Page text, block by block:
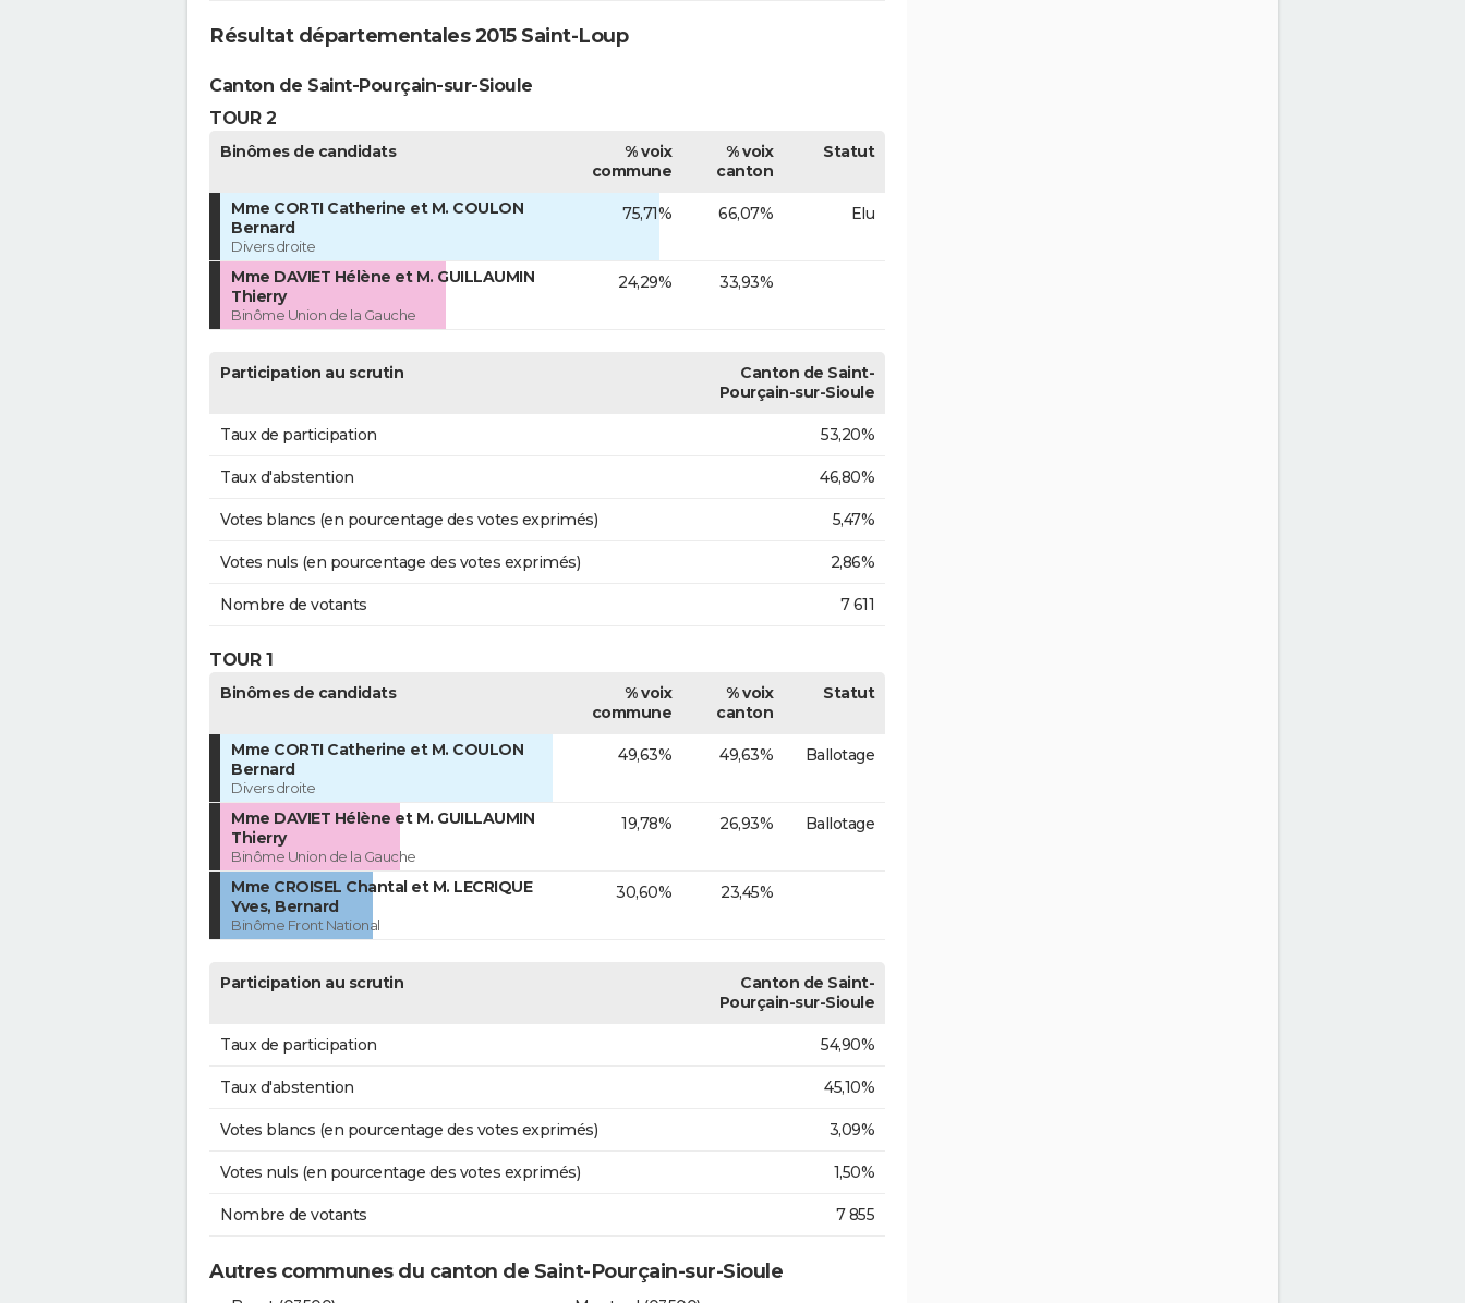
Résultat départementales 2015 Saint-Loup
Canton de Saint-Pourçain-sur-Sioule
TOUR 2
Binômes de candidats
% voix
commune
% voix
canton
Statut
Mme CORTI Catherine et M. COULON
Bernard
Divers droite
75,71% 66,07% Elu
Mme DAVIET Hélène et M. GUILLAUMIN
Thierry
Binôme Union de la Gauche
24,29% 33,93%
Participation au scrutin
Canton de Saint-
Pourçain-sur-Sioule
Taux de participation 53,20%
Taux d'abstention 46,80%
Votes blancs (en pourcentage des votes exprimés) 5,47%
Votes nuls (en pourcentage des votes exprimés) 2,86%
Nombre de votants 7 611
TOUR 1
Binômes de candidats
% voix
commune
% voix
canton
Statut
Mme CORTI Catherine et M. COULON
Bernard
Divers droite
49,63% 49,63% Ballotage
Mme DAVIET Hélène et M. GUILLAUMIN
Thierry
Binôme Union de la Gauche
19,78% 26,93% Ballotage
Mme CROISEL Chantal et M. LECRIQUE
Yves, Bernard
Binôme Front National
30,60% 23,45%
Participation au scrutin
Canton de Saint-
Pourçain-sur-Sioule
Taux de participation 54,90%
Taux d'abstention 45,10%
Votes blancs (en pourcentage des votes exprimés) 3,09%
Votes nuls (en pourcentage des votes exprimés) 1,50%
Nombre de votants 7 855
Autres communes du canton de Saint-Pourçain-sur-Sioule